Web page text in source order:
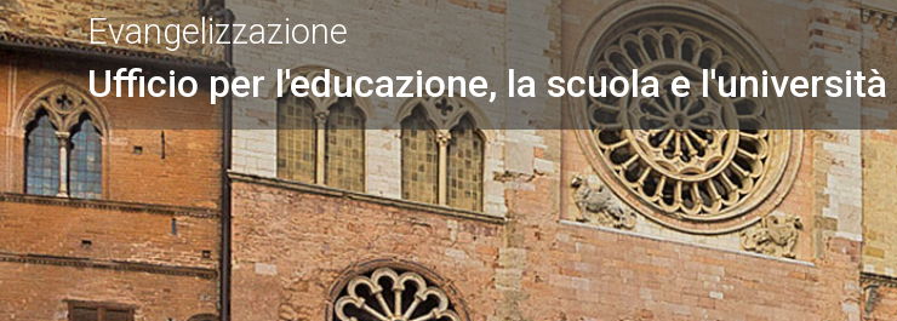
Ufficio per l'educazione, la scuola e l'università
Evangelizzazione